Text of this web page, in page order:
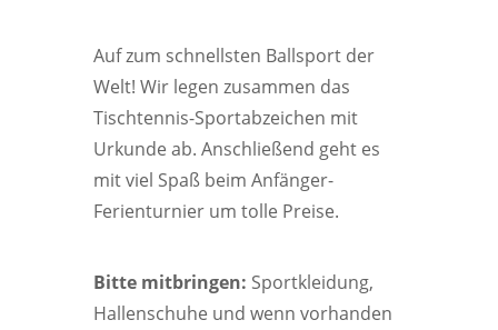
Auf zum schnellsten Ballsport der
Welt! Wir legen zusammen das
Tischtennis-Sportabzeichen mit
Urkunde ab. Anschließend geht es
mit viel Spaß beim Anfänger-
Ferienturnier um tolle Preise.
Bitte mitbringen: Sportkleidung,
Hallenschuhe und wenn vorhanden